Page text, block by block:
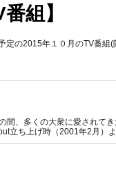
組】
の2015年１０月のTV番
、多くの大衆に愛されて
立ち上げ時（2001年2月）よ